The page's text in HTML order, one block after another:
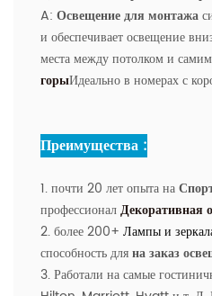
A: Освещение для монтажа
и обеспечивает освещение
места между потолком и
горыИдеально в номерах с
Преимущества :
1. почти 20 лет опыта на
профессионалДекоративная
2. более 200+ Лампы и
способность дляна заказ
3. Работали на самые